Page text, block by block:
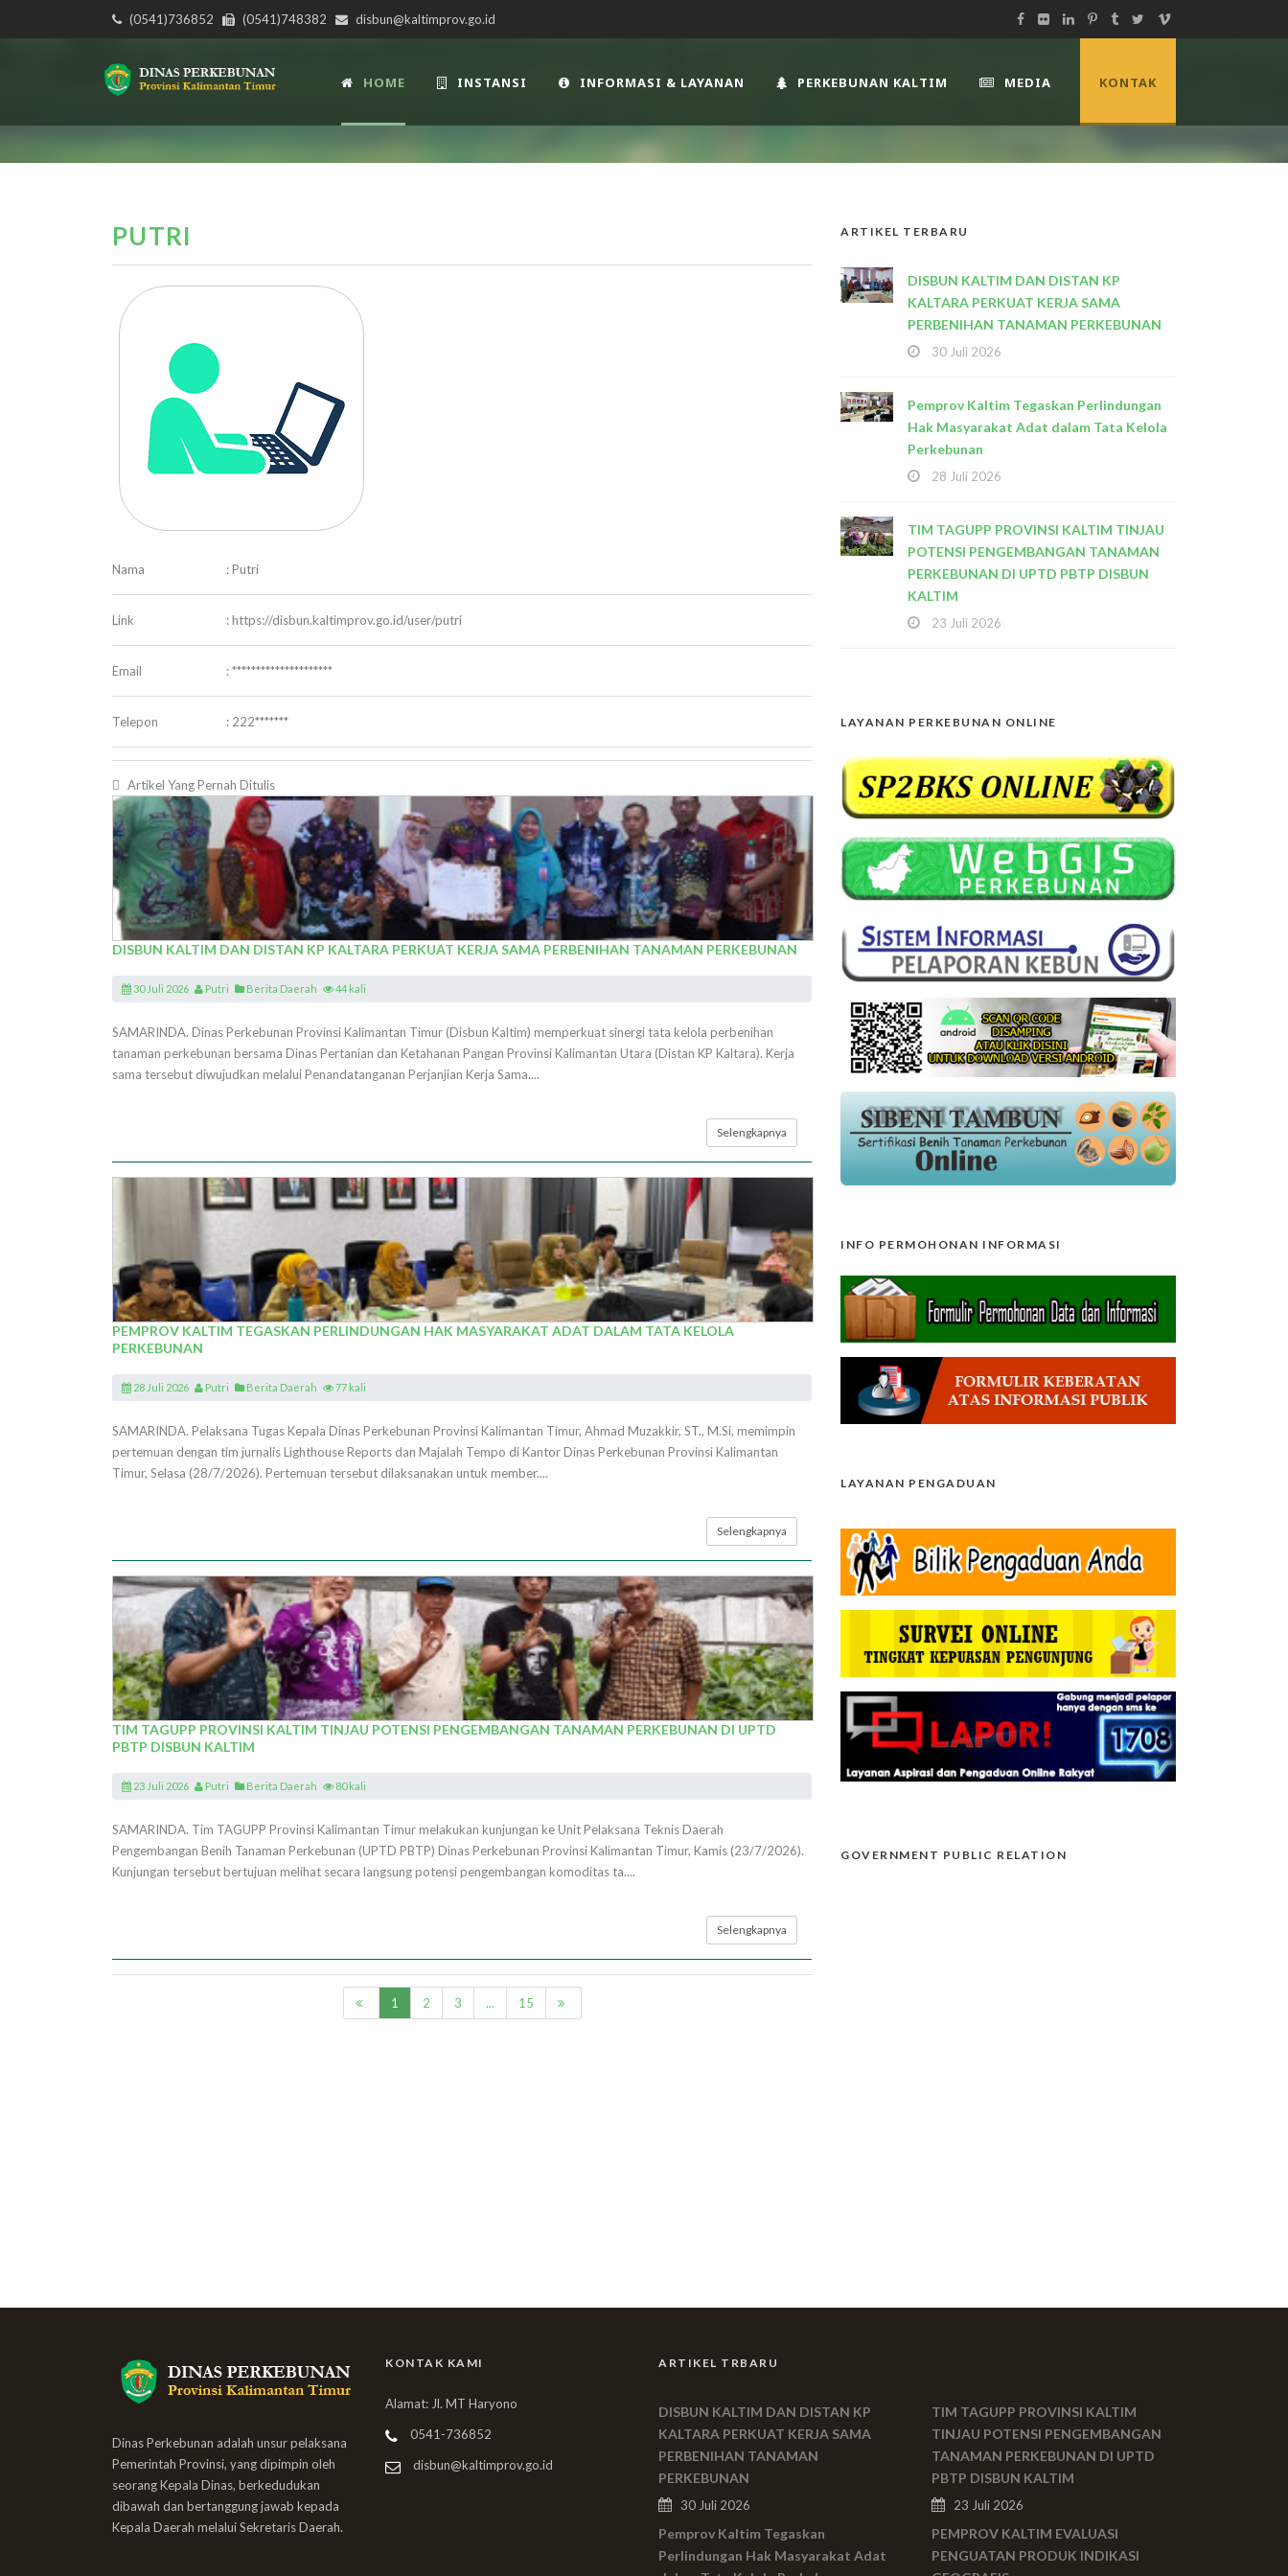
(0541)736852 (0541)748382 disbun@kaltimprov.go.id
HOME INSTANSI INFORMASI & LAYANAN PERKEBUNAN KALTIM MEDIA KONTAK
PUTRI
Nama : Putri
Link : https://disbun.kaltimprov.go.id/user/putri
Email : *********************
Telepon : 222*******
Artikel Yang Pernah Ditulis
DISBUN KALTIM DAN DISTAN KP KALTARA PERKUAT KERJA SAMA PERBENIHAN TANAMAN PERKEBUNAN
30 Juli 2026 Putri Berita Daerah 44 kali
SAMARINDA. Dinas Perkebunan Provinsi Kalimantan Timur (Disbun Kaltim) memperkuat sinergi tata kelola perbenihan
tanaman perkebunan bersama Dinas Pertanian dan Ketahanan Pangan Provinsi Kalimantan Utara (Distan KP Kaltara). Kerja
sama tersebut diwujudkan melalui Penandatanganan Perjanjian Kerja Sama....
Selengkapnya
PEMPROV KALTIM TEGASKAN PERLINDUNGAN HAK MASYARAKAT ADAT DALAM TATA KELOLA
PERKEBUNAN
28 Juli 2026 Putri Berita Daerah 77 kali
SAMARINDA. Pelaksana Tugas Kepala Dinas Perkebunan Provinsi Kalimantan Timur, Ahmad Muzakkir, ST., M.Si, memimpin
pertemuan dengan tim jurnalis Lighthouse Reports dan Majalah Tempo di Kantor Dinas Perkebunan Provinsi Kalimantan
Timur, Selasa (28/7/2026). Pertemuan tersebut dilaksanakan untuk member....
Selengkapnya
TIM TAGUPP PROVINSI KALTIM TINJAU POTENSI PENGEMBANGAN TANAMAN PERKEBUNAN DI UPTD
PBTP DISBUN KALTIM
23 Juli 2026 Putri Berita Daerah 80 kali
SAMARINDA. Tim TAGUPP Provinsi Kalimantan Timur melakukan kunjungan ke Unit Pelaksana Teknis Daerah
Pengembangan Benih Tanaman Perkebunan (UPTD PBTP) Dinas Perkebunan Provinsi Kalimantan Timur, Kamis (23/7/2026).
Kunjungan tersebut bertujuan melihat secara langsung potensi pengembangan komoditas ta....
Selengkapnya
1 2 3 ... 15
ARTIKEL TERBARU
DISBUN KALTIM DAN DISTAN KP
KALTARA PERKUAT KERJA SAMA
PERBENIHAN TANAMAN PERKEBUNAN
30 Juli 2026
Pemprov Kaltim Tegaskan Perlindungan
Hak Masyarakat Adat dalam Tata Kelola
Perkebunan
28 Juli 2026
TIM TAGUPP PROVINSI KALTIM TINJAU
POTENSI PENGEMBANGAN TANAMAN
PERKEBUNAN DI UPTD PBTP DISBUN
KALTIM
23 Juli 2026
LAYANAN PERKEBUNAN ONLINE
INFO PERMOHONAN INFORMASI
LAYANAN PENGADUAN
GOVERNMENT PUBLIC RELATION
Dinas Perkebunan adalah unsur pelaksana
Pemerintah Provinsi, yang dipimpin oleh
seorang Kepala Dinas, berkedudukan
dibawah dan bertanggung jawab kepada
Kepala Daerah melalui Sekretaris Daerah.
KONTAK KAMI
Alamat: Jl. MT Haryono
0541-736852
disbun@kaltimprov.go.id
ARTIKEL TRBARU
DISBUN KALTIM DAN DISTAN KP
KALTARA PERKUAT KERJA SAMA
PERBENIHAN TANAMAN
PERKEBUNAN
30 Juli 2026
Pemprov Kaltim Tegaskan
Perlindungan Hak Masyarakat Adat
TIM TAGUPP PROVINSI KALTIM
TINJAU POTENSI PENGEMBANGAN
TANAMAN PERKEBUNAN DI UPTD
PBTP DISBUN KALTIM
23 Juli 2026
PEMPROV KALTIM EVALUASI
PENGUATAN PRODUK INDIKASI